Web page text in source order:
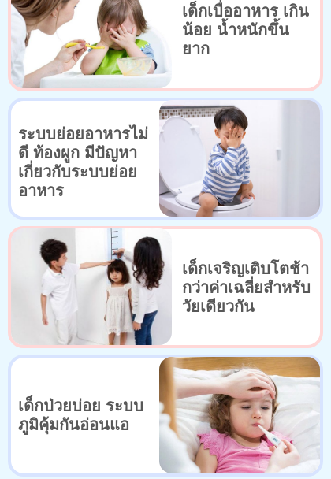
เด็กเบื่ออาหาร เกิน
น้อย น้ำหนักขึ้น
ยาก
ระบบย่อยอาหารไม่
ดี ท้องผูก มีปัญหา
เกี่ยวกับระบบย่อย
อาหาร
เด็กเจริญเติบโตช้า
กว่าค่าเฉลี่ยสำหรับ
วัยเดียวกัน
เด็กป่วยบ่อย ระบบ
ภูมิคุ้มกันอ่อนแอ